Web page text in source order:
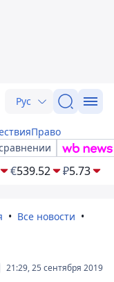
Рус
Право
€539.52 ₽5.73
Все новости
21:29, 25 сентября 2019